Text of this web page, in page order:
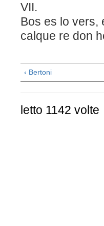
VII.
Bos es lo vers,
calque re don
‹ Bertoni
letto 1142 volte